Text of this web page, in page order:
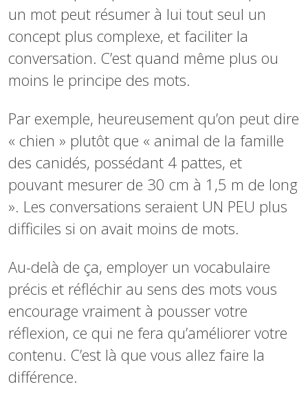
un mot peut résumer à lui tout seul un
concept plus complexe, et faciliter la
conversation. C’est quand même plus ou
moins le principe des mots.
Par exemple, heureusement qu’on peut dire
« chien » plutôt que « animal de la famille
des canidés, possédant 4 pattes, et
pouvant mesurer de 30 cm à 1,5 m de long
». Les conversations seraient UN PEU plus
difficiles si on avait moins de mots.
Au-delà de ça, employer un vocabulaire
précis et réfléchir au sens des mots vous
encourage vraiment à pousser votre
réflexion, ce qui ne fera qu’améliorer votre
contenu. C’est là que vous allez faire la
différence.